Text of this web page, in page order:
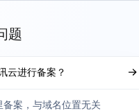
题
云进行备案？
案，与域名位置无关